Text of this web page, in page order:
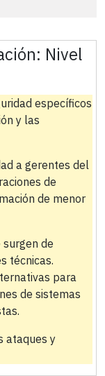
Nivel
específicos
y las
a gerentes del
de
de menor
de
técnicas.
para
de sistemas
ataques y